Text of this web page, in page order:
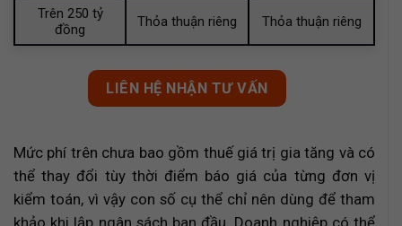
Trên 250 tỷ
đồng
Thỏa thuận riêng Thỏa thuận riêng
LIÊN HỆ NHẬN TƯ VẤN
Mức phí trên chưa bao gồm thuế giá trị gia tăng và có
thể thay đổi tùy thời điểm báo giá của từng đơn vị
kiểm toán, vì vậy con số cụ thể chỉ nên dùng để tham
khảo khi lập ngân sách ban đầu. Doanh nghiệp có thể